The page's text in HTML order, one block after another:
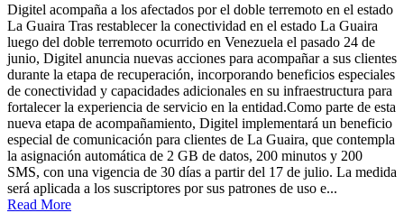
Digitel acompaña a los afectados por el doble terremoto en el estado
La Guaira Tras restablecer la conectividad en el estado La Guaira
luego del doble terremoto ocurrido en Venezuela el pasado 24 de
junio, Digitel anuncia nuevas acciones para acompañar a sus clientes
durante la etapa de recuperación, incorporando beneficios especiales
de conectividad y capacidades adicionales en su infraestructura para
fortalecer la experiencia de servicio en la entidad.Como parte de esta
nueva etapa de acompañamiento, Digitel implementará un beneficio
especial de comunicación para clientes de La Guaira, que contempla
la asignación automática de 2 GB de datos, 200 minutos y 200
SMS, con una vigencia de 30 días a partir del 17 de julio. La medida
será aplicada a los suscriptores por sus patrones de uso e...
Read More